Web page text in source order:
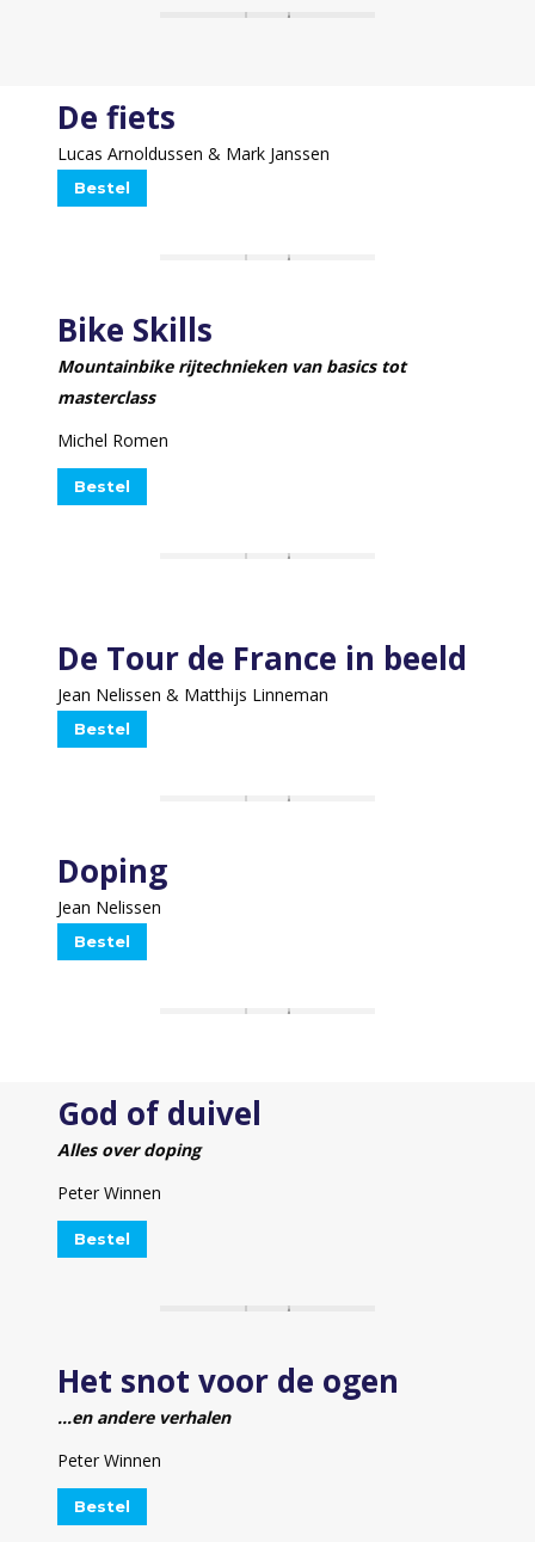
De fiets
Lucas Arnoldussen & Mark Janssen
Bestel
Bike Skills
Mountainbike rijtechnieken van basics tot
masterclass
Michel Romen
Bestel
De Tour de France in beeld
Jean Nelissen & Matthijs Linneman
Bestel
Doping
Jean Nelissen
Bestel
God of duivel
Alles over doping
Peter Winnen
Bestel
Het snot voor de ogen
…en andere verhalen
Peter Winnen
Bestel